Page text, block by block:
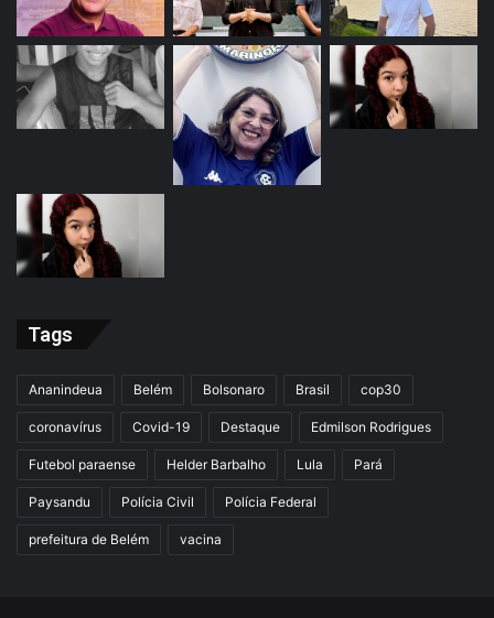
Tags
Ananindeua Belém Bolsonaro Brasil cop30
coronavírus Covid-19 Destaque Edmilson Rodrigues
Futebol paraense Helder Barbalho Lula Pará
Paysandu Polícia Civil Polícia Federal
prefeitura de Belém vacina